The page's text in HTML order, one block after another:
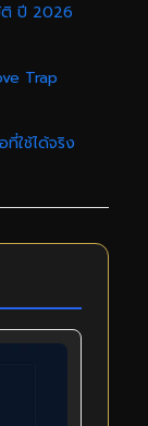
ติ ปี 2026
Trap
ที่ใช้ได้จริง